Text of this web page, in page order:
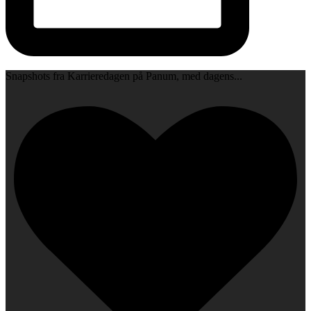
Snapshots fra Karrieredagen på Panum, med dagens...